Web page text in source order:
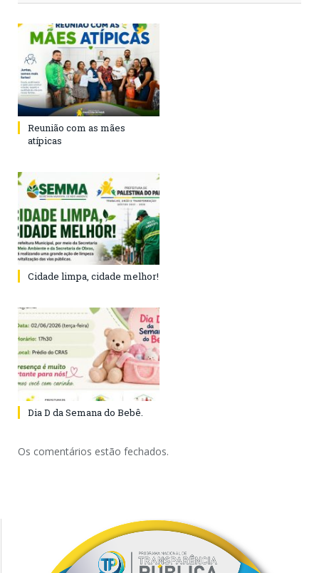
Reunião com as mães
atípicas
Cidade limpa, cidade melhor!
Dia D da Semana do Bebê.
Os comentários estão fechados.